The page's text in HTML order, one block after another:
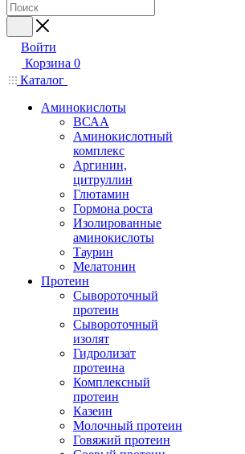
Войти
Корзина 0
Каталог
Аминокислоты
ВСАА
Аминокислотный
комплекс
Аргинин,
цитруллин
Глютамин
Гормона роста
Изолированные
аминокислоты
Таурин
Мелатонин
Протеин
Сывороточный
протеин
Сывороточный
изолят
Гидролизат
протеина
Комплексный
протеин
Казеин
Молочный протеин
Говяжий протеин